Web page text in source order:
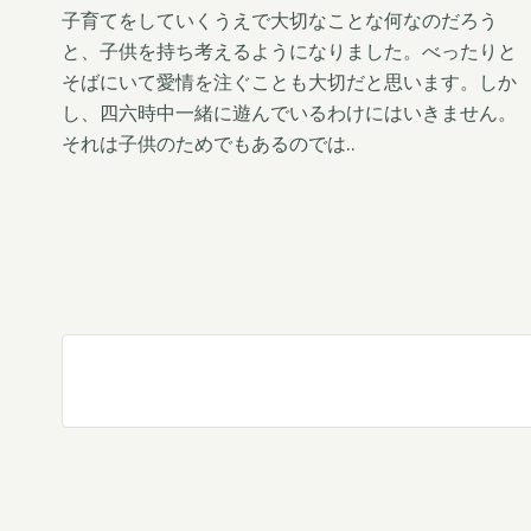
子育てをしていくうえで大切なことな何なのだろう
と、子供を持ち考えるようになりました。べったりと
そばにいて愛情を注ぐことも大切だと思います。しか
し、四六時中一緒に遊んでいるわけにはいきません。
それは子供のためでもあるのでは..